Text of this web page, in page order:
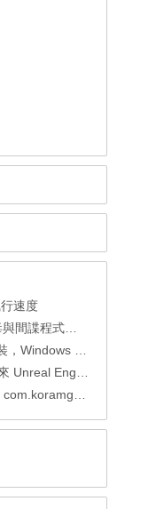
速度
式移除工具
修復、系統精簡工具
Engine 3
APK